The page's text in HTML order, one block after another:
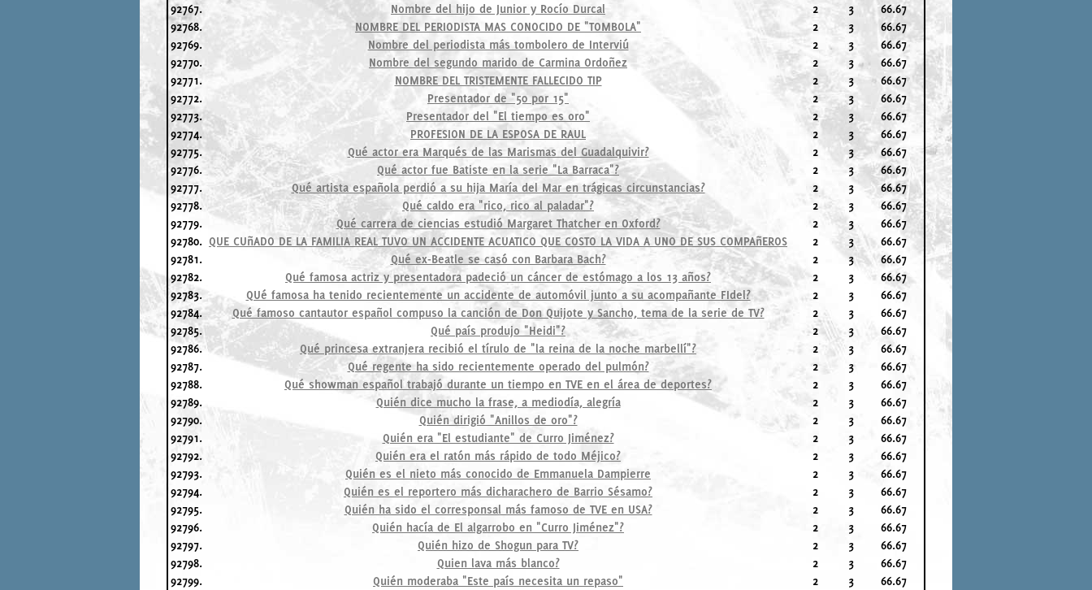
92767.
Nombre del hijo de Junior y Rocío Durcal 2 3
66.67
92768.
NOMBRE DEL PERIODISTA MAS CONOCIDO DE "TOMBOLA" 2 3
66.67
92769.
Nombre del periodista más tombolero de Interviú 2 3
66.67
92770.
Nombre del segundo marido de Carmina Ordoñez 2 3
66.67
92771.
NOMBRE DEL TRISTEMENTE FALLECIDO TIP 2 3
66.67
92772.
Presentador de "50 por 15" 2 3
66.67
92773.
Presentador del "El tiempo es oro" 2 3
66.67
92774.
PROFESION DE LA ESPOSA DE RAUL 2 3
66.67
92775.
Qué actor era Marqués de las Marismas del Guadalquivir? 2 3
66.67
92776.
Qué actor fue Batiste en la serie "La Barraca"? 2 3
66.67
92777.
Qué artista española perdió a su hija María del Mar en trágicas circunstancias? 2 3
66.67
92778.
Qué caldo era "rico, rico al paladar"? 2 3
66.67
92779.
Qué carrera de ciencias estudió Margaret Thatcher en Oxford? 2 3
66.67
92780. QUE CUñADO DE LA FAMILIA REAL TUVO UN ACCIDENTE ACUATICO QUE COSTO LA VIDA A UNO DE SUS COMPAñEROS 2 3
66.67
92781.
Qué ex-Beatle se casó con Barbara Bach? 2 3
66.67
92782.
Qué famosa actriz y presentadora padeció un cáncer de estómago a los 13 años? 2 3
66.67
92783.
QUé famosa ha tenido recientemente un accidente de automóvil junto a su acompañante FIdel? 2 3
66.67
92784.
Qué famoso cantautor español compuso la canción de Don Quijote y Sancho, tema de la serie de TV? 2 3
66.67
92785.
Qué país produjo "Heidi"? 2 3
66.67
92786.
Qué princesa extranjera recibió el tírulo de "la reina de la noche marbellí"? 2 3
66.67
92787.
Qué regente ha sido recientemente operado del pulmón? 2 3
66.67
92788.
Qué showman español trabajó durante un tiempo en TVE en el área de deportes? 2 3
66.67
92789.
Quién dice mucho la frase, a mediodía, alegría 2 3
66.67
92790.
Quién dirigió "Anillos de oro"? 2 3
66.67
92791.
Quién era "El estudiante" de Curro Jiménez? 2 3
66.67
92792.
Quién era el ratón más rápido de todo Méjico? 2 3
66.67
92793.
Quién es el nieto más conocido de Emmanuela Dampierre 2 3
66.67
92794.
Quién es el reportero más dicharachero de Barrio Sésamo? 2 3
66.67
92795.
Quién ha sido el corresponsal más famoso de TVE en USA? 2 3
66.67
92796.
Quién hacía de El algarrobo en "Curro Jiménez"? 2 3
66.67
92797.
Quién hizo de Shogun para TV? 2 3
66.67
92798.
Quien lava más blanco? 2 3
66.67
92799.
Quién moderaba "Este país necesita un repaso" 2 3
66.67